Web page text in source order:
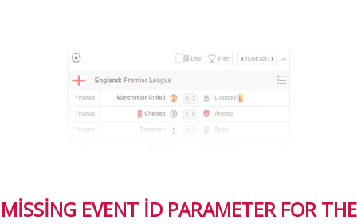
MISSING EVENT ID PARAMETER FOR THE